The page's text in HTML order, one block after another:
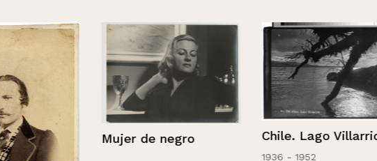
Mujer de negro Chile. Lago Villarrica Tractor